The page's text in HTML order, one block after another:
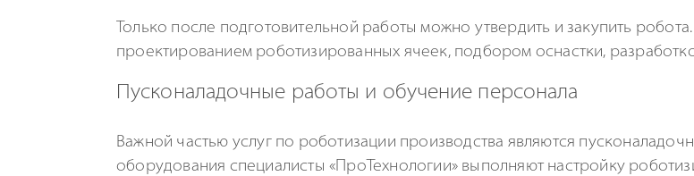
Только после подготовительной работы можно утвердить и закупить
проектированием роботизированных ячеек, подбором оснастки,
Пусконаладочные работы и обучение персонала
Важной частью услуг по роботизации производства являются
оборудования специалисты «ПроТехнологии» выполняют настройку